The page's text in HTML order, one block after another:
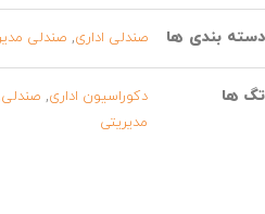
دسته بندی ها صندلی اداری, صندلی
تگ ها دکوراسیون اداری, صندلی
مدیریتی